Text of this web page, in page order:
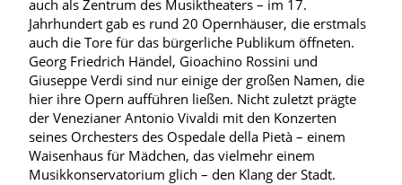
auch als Zentrum des Musiktheaters – im 17.
Jahrhundert gab es rund 20 Opernhäuser, die erstmals
auch die Tore für das bürgerliche Publikum öffneten.
Georg Friedrich Händel, Gioachino Rossini und
Giuseppe Verdi sind nur einige der großen Namen, die
hier ihre Opern aufführen ließen. Nicht zuletzt prägte
der Venezianer Antonio Vivaldi mit den Konzerten
seines Orchesters des Ospedale della Pietà – einem
Waisenhaus für Mädchen, das vielmehr einem
Musikkonservatorium glich – den Klang der Stadt.